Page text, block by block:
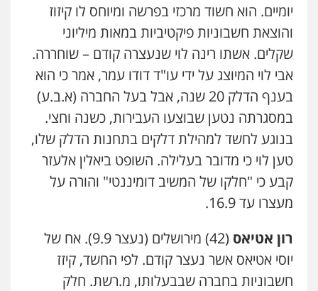
יומיים. הוא חשוד מרכזי בפרשה ומיוחס לו קיזוז
והוצאת חשבוניות פיקטיביות במאות מיליוני
שקלים. אשתו רינה לוי שנעצרה קודם – שוחררה.
אבי לוי המיוצג על ידי עו"ד דודו עמר, אמר כי הוא
בענף הדלק 20 שנה, אבל בעל החברה (א.ב.ע)
במסגרתה נטען שבוצעו העבירות, כשנה וחצי.
בנוגע לחשד למהילת דלקים בתחנות הדלק שלו,
טען לוי כי מדובר בעלילה. השופט ביאלין אלעזר
קבע כי "חלקו של המשיב דומיננטי" והורה על
מעצרו עד 16.9.
רון אטיאס
(42) מירושלים (נעצר 9.9). אח של
יוסי אטיאס אשר נעצר קודם. לפי החשד, קיזז
חשבוניות בחברה שבבעלותו, מ.רשת. חלק
עו"ד יניב זוסמן
פלילי פשיעה חמורה מעצרים
וחקירות
0525199949